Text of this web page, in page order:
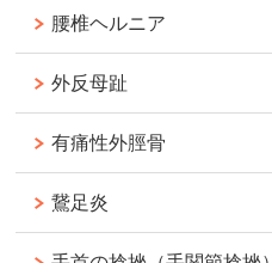
腰椎ヘルニア
外反母趾
有痛性外脛骨
鵞足炎